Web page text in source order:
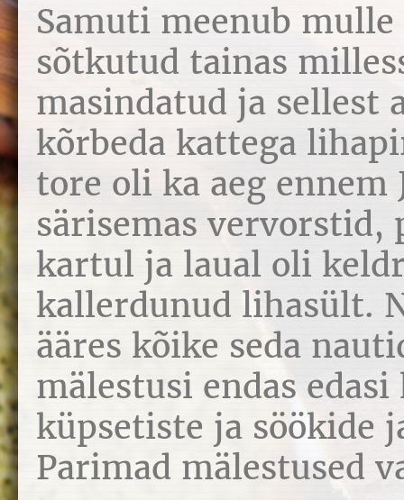
Samuti meenub
sõtkutud tainas
masindatud ja sellest
kõrbeda kattega
tore oli ka aeg ennem
särisemas vervorstid,
kartul ja laual oli
kallerdunud lihasült.
ääres kõike seda
mälestusi endas
küpsetiste ja söökide
Parimad mälestused